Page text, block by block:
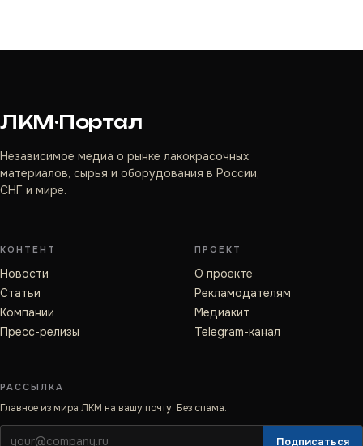
ЛКМ·Портал
Независимое медиа о рынке лакокрасочных
материалов, сырья и оборудования в России,
СНГ и мире.
КОНТЕНТ
Новости
Статьи
Компании
Пресс-релизы
ПРОЕКТ
О проекте
Рекламодателям
Медиакит
Telegram-канал
РАССЫЛКА
Главное из мира ЛКМ на вашу почту. Без спама.
Подписаться